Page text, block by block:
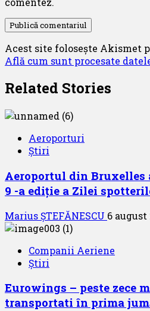
Acest site folosește Akismet
Află cum sunt procesate
Related Stories
Aeroporturi
Știri
Aeroportul din Bruxelles
9 -a ediție a Zilei
Marius ȘTEFĂNESCU 6 august
Companii Aeriene
Știri
Eurowings – peste zece
transportati în prima